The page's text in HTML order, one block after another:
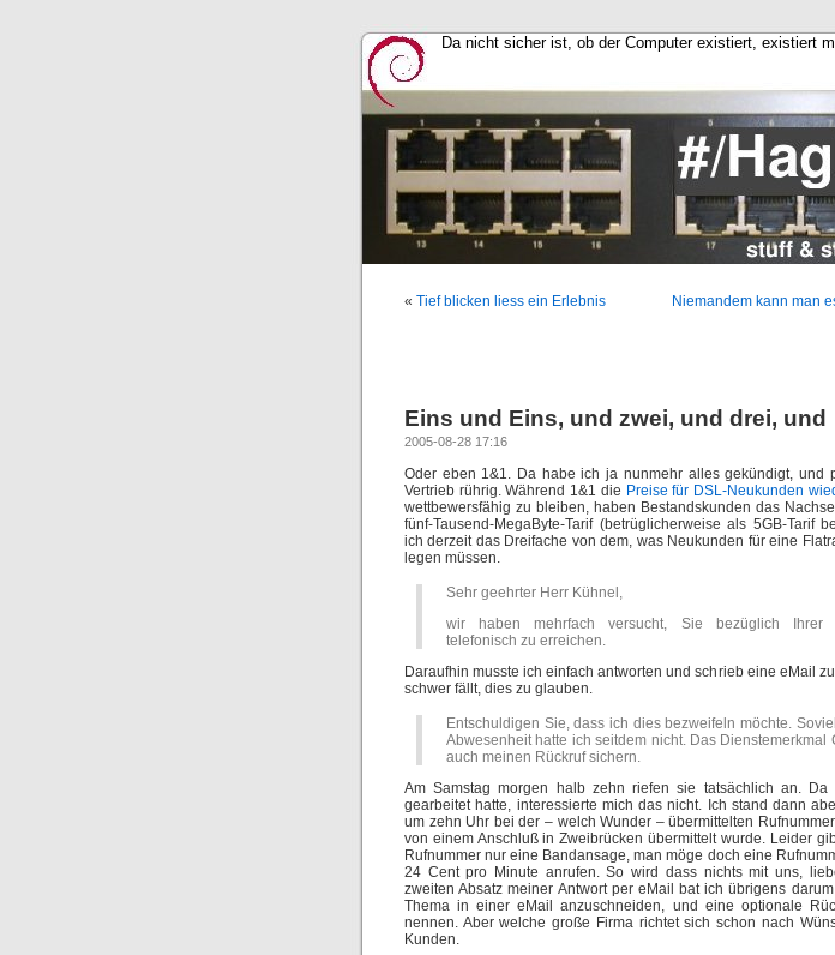
Da nicht sicher ist, ob der Computer existiert, existiert
« Tief blicken liess ein Erlebnis Niemandem kann man
Eins und Eins, und zwei, und drei,
2005-08-28 17:16
Oder eben 1&1. Da habe ich ja nunmehr alles gekündigt, und
Vertrieb rührig. Während 1&1 die Preise für DSL-Neukunden
wettbewersfähig zu bleiben, haben Bestandskunden das
fünf-Tausend-MegaByte-Tarif (betrüglicherweise als 5GB-Tarif
ich derzeit das Dreifache von dem, was Neukunden für eine
legen müssen.
Sehr geehrter Herr Kühnel,
wir haben mehrfach versucht, Sie bezüglich Ihrer
telefonisch zu erreichen.
Daraufhin musste ich einfach antworten und schrieb eine eMail
schwer fällt, dies zu glauben.
Entschuldigen Sie, dass ich dies bezweifeln möchte.
Abwesenheit hatte ich seitdem nicht. Das Dienstemerkmal
auch meinen Rückruf sichern.
Am Samstag morgen halb zehn riefen sie tatsächlich an.
gearbeitet hatte, interessierte mich das nicht. Ich stand dann
um zehn Uhr bei der – welch Wunder – übermittelten
von einem Anschluß in Zweibrücken übermittelt wurde. Leider
Rufnummer nur eine Bandansage, man möge doch eine
24 Cent pro Minute anrufen. So wird dass nichts mit uns,
zweiten Absatz meiner Antwort per eMail bat ich übrigens
Thema in einer eMail anzuschneiden, und eine optionale
nennen. Aber welche große Firma richtet sich schon nach
Kunden.